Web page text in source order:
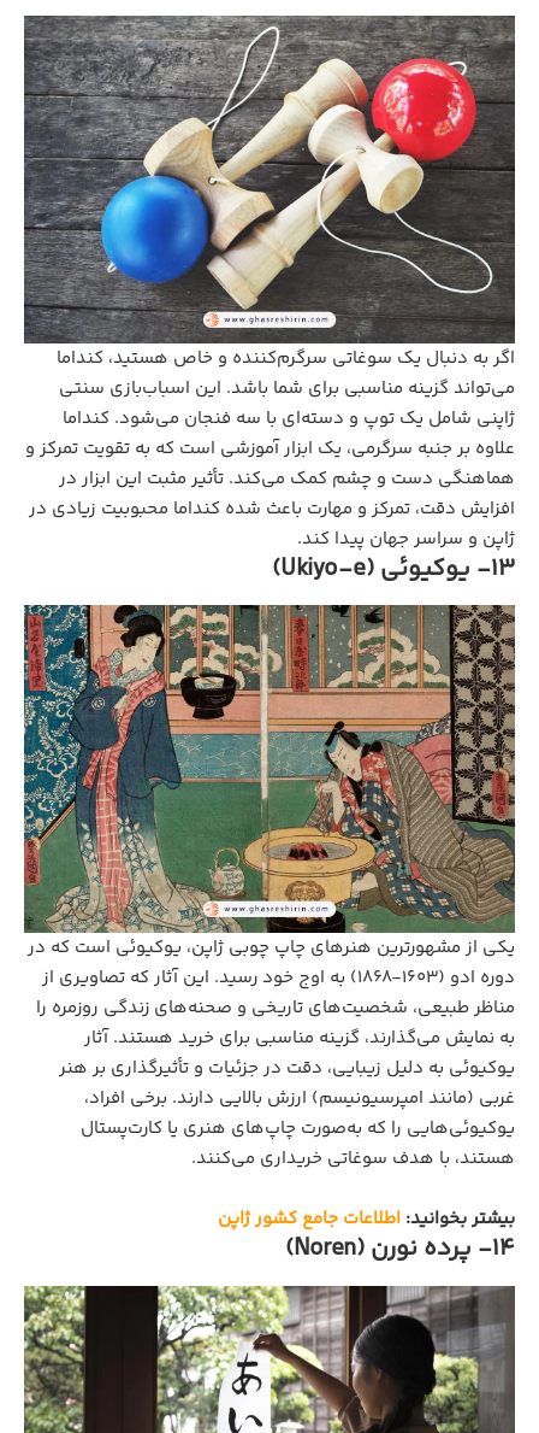
اگر به دنبال یک سوغاتی سرگرم‌کننده و خاص هستید، کنداما
می‌تواند گزینه مناسبی برای شما باشد. این اسباب‌بازی سنتی
ژاپنی شامل یک توپ و دسته‌ای با سه فنجان می‌شود. کنداما
علاوه بر جنبه سرگرمی، یک ابزار آموزشی است که به تقویت تمرکز و
هماهنگی دست و چشم کمک می‌کند. تأثیر مثبت این ابزار در
افزایش دقت، تمرکز و مهارت باعث شده کنداما محبوبیت زیادی در
ژاپن و سراسر جهان پیدا کند.
13- یوکیوئی (Ukiyo-e)
یکی از مشهورترین هنرهای چاپ چوبی ژاپن، یوکیوئی است که در
دوره ادو (1603-1868) به اوج خود رسید. این آثار که تصاویری از
مناظر طبیعی، شخصیت‌های تاریخی و صحنه‌های زندگی روزمره را
به نمایش می‌گذارند، گزینه مناسبی برای خرید هستند. آثار
یوکیوئی به دلیل زیبایی، دقت در جزئیات و تأثیرگذاری بر هنر
غربی (مانند امپرسیونیسم) ارزش بالایی دارند. برخی افراد،
یوکیوئی‌هایی را که به‌صورت چاپ‌های هنری یا کارت‌پستال
هستند، با هدف سوغاتی خریداری می‌کنند.
بیشتر بخوانید: اطلاعات جامع کشور ژاپن
14- پرده نورن (Noren)